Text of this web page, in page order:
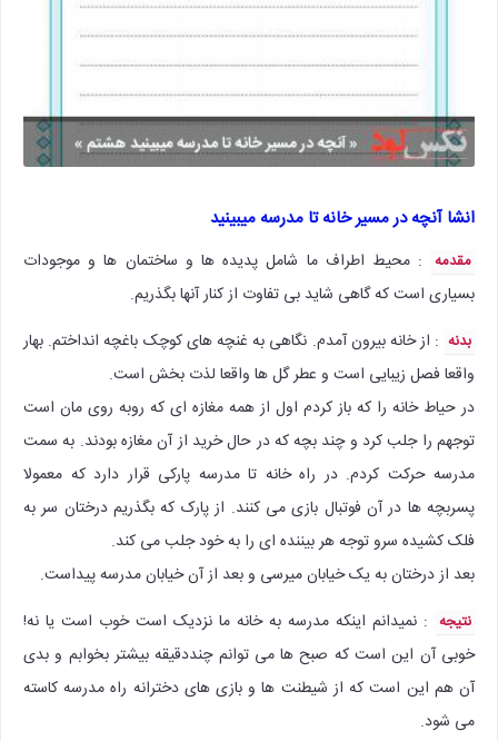
انشا آنچه در مسیر خانه تا مدرسه میبینید
مقدمه : محیط اطراف ما شامل پدیده ها و ساختمان ها و موجودات
بسیاری است که گاهی شاید بی تفاوت از کنار آنها بگذریم.
بدنه : از خانه بیرون آمدم. نگاهی به غنچه های کوچک باغچه انداختم. بهار
واقعا فصل زیبایی است و عطر گل ها واقعا لذت بخش است.
در حیاط خانه را که باز کردم اول از همه مغازه ای که روبه روی مان است
توجهم را جلب کرد و چند بچه که در حال خرید از آن مغازه بودند. به سمت
مدرسه حرکت کردم. در راه خانه تا مدرسه پارکی قرار دارد که معمولا
پسربچه ها در آن فوتبال بازی می کنند. از پارک که بگذریم درختان سر به
فلک کشیده سرو توجه هر بیننده ای را به خود جلب می کند.
بعد از درختان به یک خیابان میرسی و بعد از آن خیابان مدرسه پیداست.
نتیجه : نمیدانم اینکه مدرسه به خانه ما نزدیک است خوب است یا نه!
خوبی آن این است که صبح ها می توانم چنددقیقه بیشتر بخوابم و بدی
آن هم این است که از شیطنت ها و بازی های دخترانه راه مدرسه کاسته
می شود.